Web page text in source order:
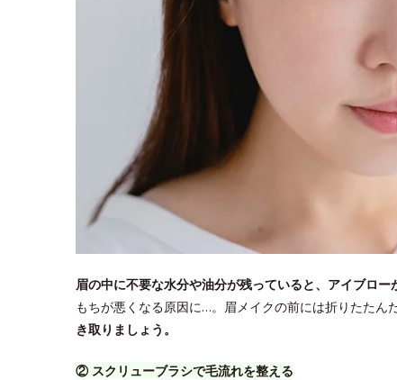
眉の中に不要な水分や油分が残っていると、アイブロー
もちが悪くなる原因に…。眉メイクの前には折りたたん
き取りましょう。
② スクリューブラシで毛流れを整える